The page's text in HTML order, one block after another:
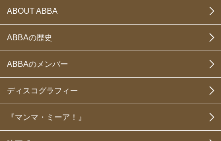
ABOUT ABBA
ABBAの歴史
ABBAのメンバー
ディスコグラフィー
『マンマ・ミーア！』